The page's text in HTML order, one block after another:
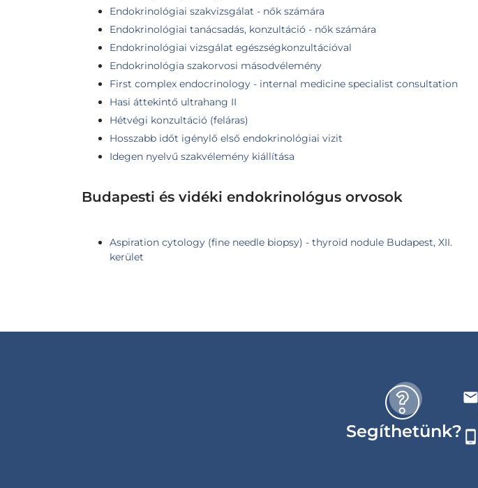
Endokrinológiai szakvizsgálat - nők számára
Endokrinológiai tanácsadás, konzultáció - nők számára
Endokrinológiai vizsgálat egészségkonzultációval
Endokrinológia szakorvosi másodvélemény
First complex endocrinology - internal medicine specialist consultation
Hasi áttekintő ultrahang II
Hétvégi konzultáció (feláras)
Hosszabb időt igénylő első endokrinológiai vizit
Idegen nyelvű szakvélemény kiállítása
Budapesti és vidéki endokrinológus orvosok
Aspiration cytology (fine needle biopsy) - thyroid nodule Budapest, XII.
kerület
Segíthetünk?